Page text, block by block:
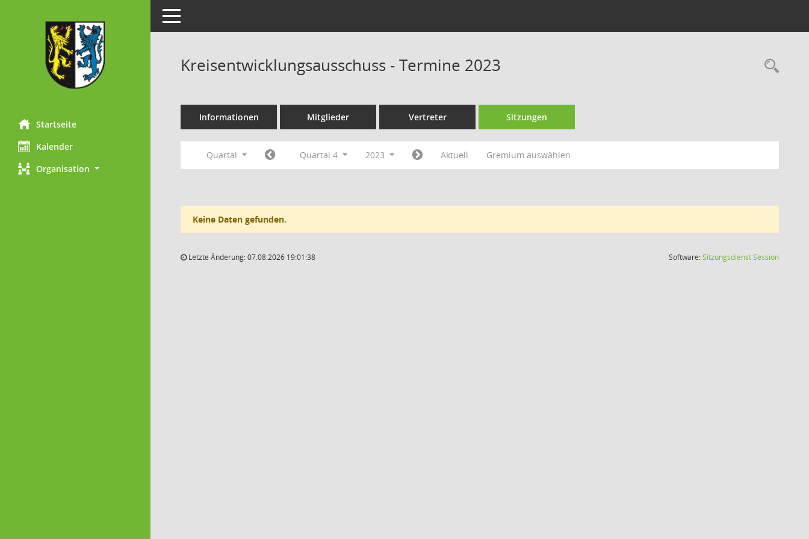
Startseite
Kalender
Organisation
Toggle navigation
Kreisentwicklungsausschuss - Termine 2023
Informationen Mitglieder Vertreter Sitzungen
Quartal Quartal 4 2023 Aktuell Gremium auswählen
Keine Daten gefunden.
Letzte Änderung: 07.08.2026 19:01:38 Software:SitzungsdienstSession(Wird in